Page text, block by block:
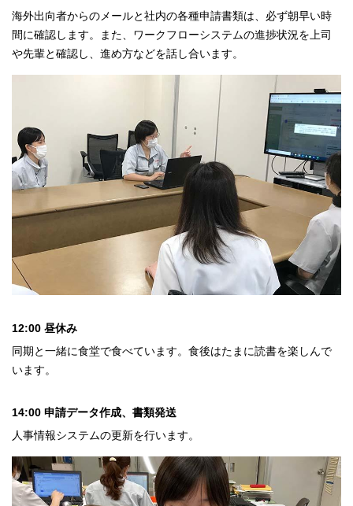
海外出向者からのメールと社内の各種申請書類は、必ず朝早い時
間に確認します。また、ワークフローシステムの進捗状況を上司
や先輩と確認し、進め方などを話し合います。
12:00 昼休み
同期と一緒に食堂で食べています。食後はたまに読書を楽しんで
います。
14:00 申請データ作成、書類発送
人事情報システムの更新を行います。